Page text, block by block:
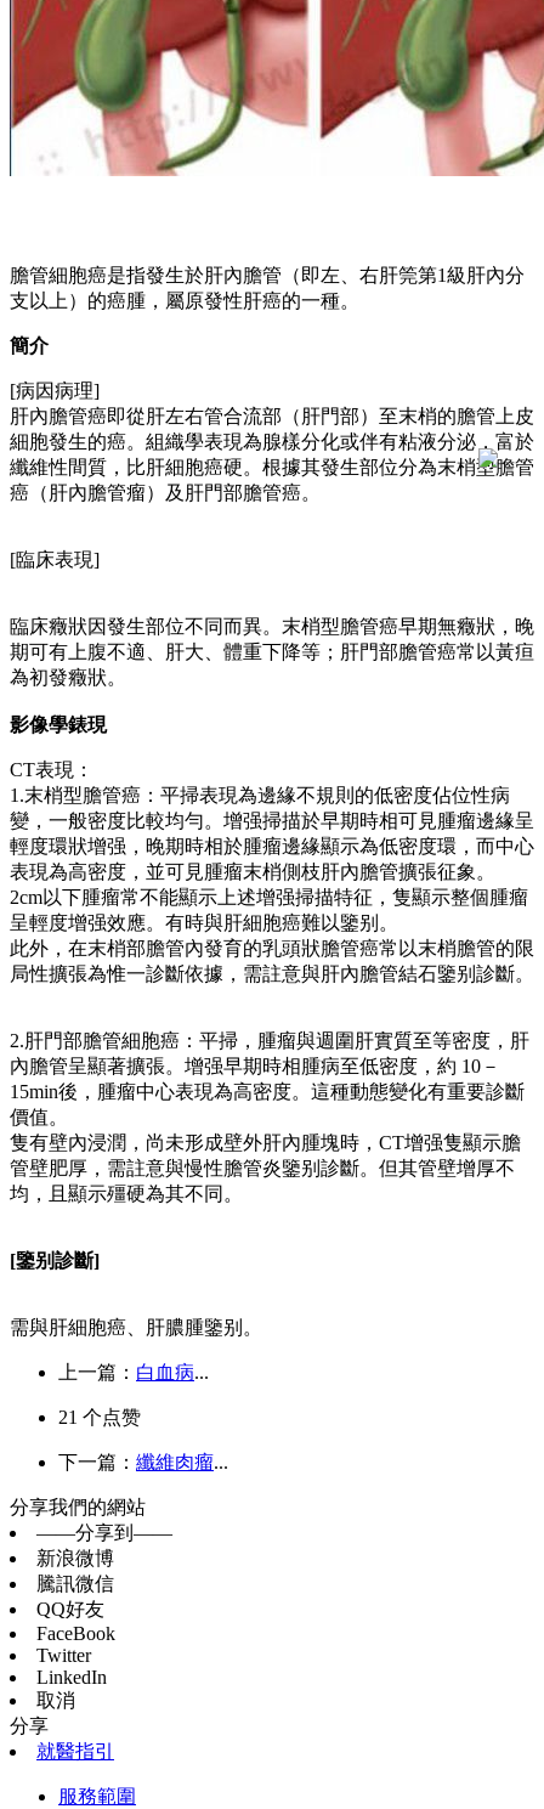
膽管細胞癌是指發生於肝內膽管（即左、右肝筦第1級肝內分
支以上）的癌腫，屬原發性肝癌的一種。
簡介
[病因病理]
肝內膽管癌即從肝左右管合流部（肝門部）至末梢的膽管上皮
細胞發生的癌。組織學表現為腺樣分化或伴有粘液分泌，富於
纖維性間質，比肝細胞癌硬。根據其發生部位分為末梢型膽管
癌（肝內膽管瘤）及肝門部膽管癌。
[臨床表現]
臨床癥狀因發生部位不同而異。末梢型膽管癌早期無癥狀，晚
期可有上腹不適、肝大、體重下降等；肝門部膽管癌常以黃疸
為初發癥狀。
影像學錶現
CT表現：
1.末梢型膽管癌：平掃表現為邊緣不規則的低密度佔位性病
變，一般密度比較均勻。增强掃描於早期時相可見腫瘤邊緣呈
輕度環狀增强，晚期時相於腫瘤邊緣顯示為低密度環，而中心
表現為高密度，並可見腫瘤末梢側枝肝內膽管擴張征象。
2cm以下腫瘤常不能顯示上述增强掃描特征，隻顯示整個腫瘤
呈輕度增强效應。有時與肝細胞癌難以鑒别。
此外，在末梢部膽管內發育的乳頭狀膽管癌常以末梢膽管的限
局性擴張為惟一診斷依據，需註意與肝內膽管結石鑒别診斷。
2.肝門部膽管細胞癌：平掃，腫瘤與週圍肝實質至等密度，肝
內膽管呈顯著擴張。增强早期時相腫病至低密度，約 10－
15min後，腫瘤中心表現為高密度。這種動態變化有重要診斷
價值。
隻有壁內浸潤，尚未形成壁外肝內腫塊時，CT增强隻顯示膽
管壁肥厚，需註意與慢性膽管炎鑒别診斷。但其管壁增厚不
均，且顯示殭硬為其不同。
[鑒别診斷]
需與肝細胞癌、肝膿腫鑒别。
上一篇： 白血病...
21 个点赞
下一篇： 纖維肉瘤...
分享我們的網站
——分享到——
新浪微博
騰訊微信
QQ好友
FaceBook
Twitter
LinkedIn
取消
分享
就醫指引
服務範圍